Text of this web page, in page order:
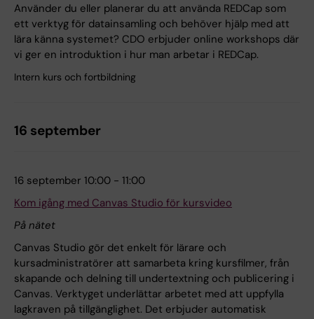
Använder du eller planerar du att använda REDCap som
ett verktyg för datainsamling och behöver hjälp med att
lära känna systemet? CDO erbjuder online workshops där
vi ger en introduktion i hur man arbetar i REDCap.
Intern kurs och fortbildning
16 september
16 september 10:00 - 11:00
Kom igång med Canvas Studio för kursvideo
På nätet
Canvas Studio gör det enkelt för lärare och
kursadministratörer att samarbeta kring kursfilmer, från
skapande och delning till undertextning och publicering i
Canvas. Verktyget underlättar arbetet med att uppfylla
lagkraven på tillgänglighet. Det erbjuder automatisk